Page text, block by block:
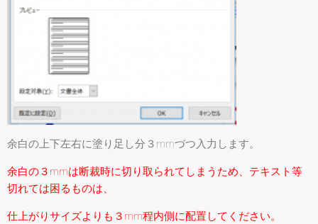
余白の上下左右に塗り足し分３mmづつ入力します。
余白の３mmは断裁時に切り取られてしまうため、テキスト等
切れては困るものは、
仕上がりサイズよりも３mm程内側に配置してください。